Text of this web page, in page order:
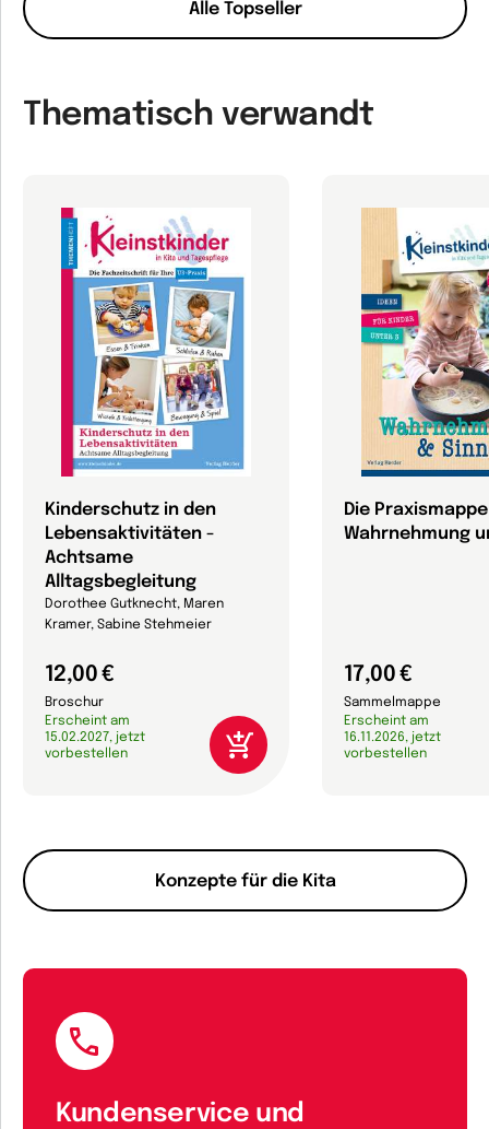
Alle Topseller
Thematisch verwandt
Konzepte für die Kita
Kinderschutz in den
Lebensaktivitäten -
Achtsame
Alltagsbegleitung
Dorothee Gutknecht, Maren
Kramer, Sabine Stehmeier
12,00 €
Broschur
Erscheint am
15.02.2027, jetzt
vorbestellen
Die
Wahrnehmung
17,00 €
Sammelmappe
Erscheint am
16.11.2026, jetzt
vorbestellen
Kundenservice und